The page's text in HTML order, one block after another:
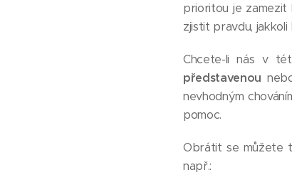
prioritou je zamezit
zjistit pravdu,
Chcete-li nás v
představenou
nevhodným
pomoc.
Obrátit se můžete
např.: